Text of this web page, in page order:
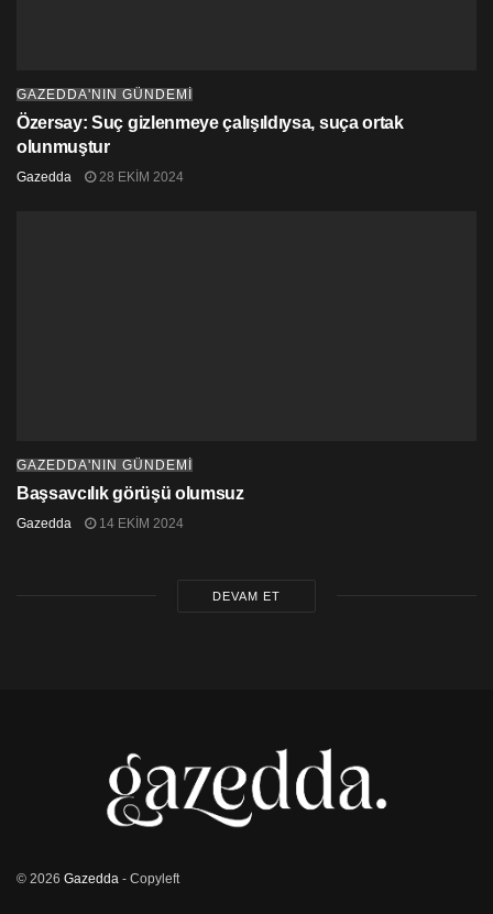
GAZEDDA'NIN GÜNDEMİ
Özersay: Suç gizlenmeye çalışıldıysa, suça ortak
olunmuştur
Gazedda 28 EKIM 2024
GAZEDDA'NIN GÜNDEMİ
Başsavcılık görüşü olumsuz
Gazedda 14 EKIM 2024
DEVAM ET
© 2026 Gazedda - Copyleft